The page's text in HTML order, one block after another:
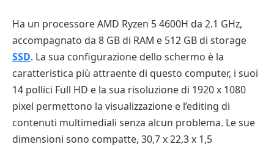
Ha un processore AMD Ryzen 5 4600H da 2.1 GHz,
accompagnato da 8 GB di RAM e 512 GB di storage
SSD. La sua configurazione dello schermo è la
caratteristica più attraente di questo computer, i suoi
14 pollici Full HD e la sua risoluzione di 1920 x 1080
pixel permettono la visualizzazione e l’editing di
contenuti multimediali senza alcun problema. Le sue
dimensioni sono compatte, 30,7 x 22,3 x 1,5